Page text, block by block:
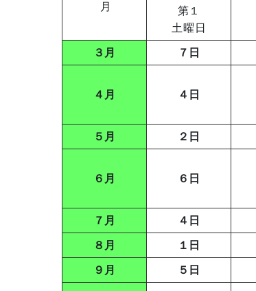
月
第１
土曜日
３月 ７日
４月 ４日
５月 ２日
６月 ６日
７月 ４日
８月 １日
９月 ５日